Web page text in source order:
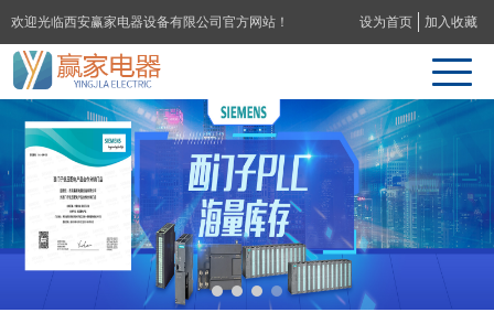
欢迎光临西安赢家电器设备有限公司官方网站！ 设为首页 加入收藏